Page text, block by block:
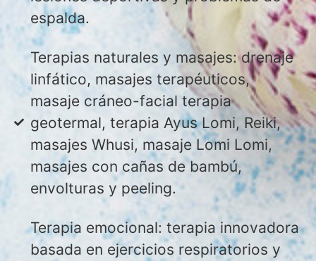
espalda.
Terapias naturales y masajes: drenaje
linfático, masajes terapéuticos,
masaje cráneo-facial terapia
geotermal, terapia Ayus Lomi, Reiki,
masajes Whusi, masaje Lomi Lomi,
masajes con cañas de bambú,
envolturas y peeling.
Terapia emocional: terapia innovadora
basada en ejercicios respiratorios y